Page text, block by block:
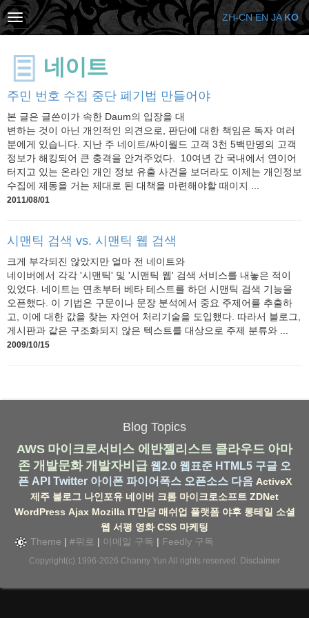
네이트
주민 번호 수집 중단 폐기법 만들어야
본 글은 글쓴이가 속한 Daum의 입장을 대
변하는 것이 아닌 개인적인 의견으로, 판단에 대한 책임은 독자 여러
분에게 있습니다. 지난 주 네이트/싸이월드 고객 3천 5백만명의 고객
정보가 해킹되어 큰 충격을 안겨주었다. 10여년 간 국내에서 연이어
터지고 있는 온라인 개인 정보 유출 사건을 보더라도 이제는 개인정보
수집에 제동을 거는 제대로 된 대책을 마련해야할 때이지 ...
2011/08/01
시맨틱 검색 vs. 시맨틱 웹 검색
크게 부각되진 않았지만 얼마 전 네이트와
네이버에서 각각 '시맨틱' 및 '시맨틱 웹' 검색 서비스를 내놓은 적이
있었다. 네이트는 연초부터 베타 테스트를 하던 시맨틱 검색 기능을
오픈했다. 이 기법은 구문이나 문장 분석에서 중요 주제어를 추출하
고, 이에 대한 값을 찾는 자연어 처리기술을 도입했다. 따라서 블로그,
게시판과 같은 구조화되지 않은 텍스트를 대상으로 주제 분류와 ...
2009/10/15
Blog Topics
AWS 마이크로서비스 에반젤리스트 클라우드 아마
존 개발문화 개발자비급 웹2.0 웹표준 HTML5 구글 오
픈 API Twitter 아이폰 파이어폭스 오픈소스 다음 ActiveX
제주 블로그 나인포유 네이버 크롬 마이크로소프트 ZDNet
WordPress Ajax Mozilla IT만담 매쉬업 플랫폼 야후 롱테일 소셜
웹 서평 영화 CSS 마케팅
Theme | #위로 | 이메일 구독 | Feedly 구독
Copyright(c) 1996-2026 Channy Yun All rights reserved. Disclaimer
ZH-CN EN JA KO